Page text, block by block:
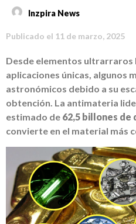
Inzpira News
Publicado el 11 de marzo, 2025
Desde elementos ultrarraros
aplicaciones únicas, algunos
astronómicos debido a su
obtención. La antimateria
estimado de 62,5 billones de
convierte en el material más